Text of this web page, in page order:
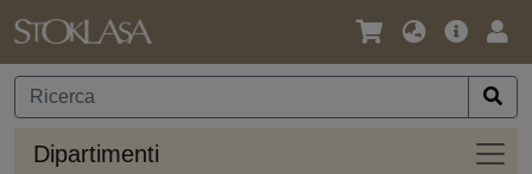
Lingua
Valuta
Offerta
Dipartimenti